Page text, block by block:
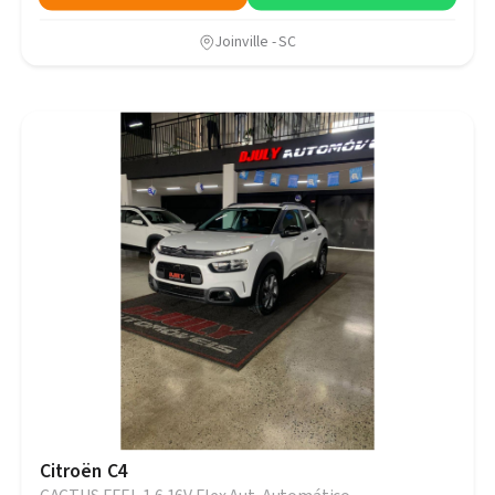
Joinville - SC
Citroën C4